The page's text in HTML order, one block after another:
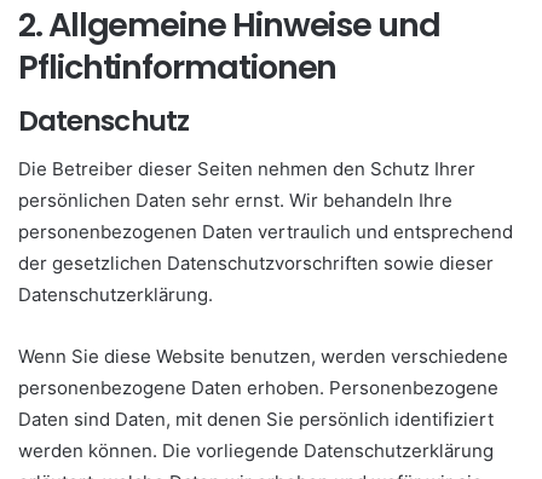
2. Allgemeine Hinweise und
Pflichtinformationen
Datenschutz
Die Betreiber dieser Seiten nehmen den Schutz Ihrer
persönlichen Daten sehr ernst. Wir behandeln Ihre
personenbezogenen Daten vertraulich und entsprechend
der gesetzlichen Datenschutzvorschriften sowie dieser
Datenschutzerklärung.
Wenn Sie diese Website benutzen, werden verschiedene
personenbezogene Daten erhoben. Personenbezogene
Daten sind Daten, mit denen Sie persönlich identifiziert
werden können. Die vorliegende Datenschutzerklärung